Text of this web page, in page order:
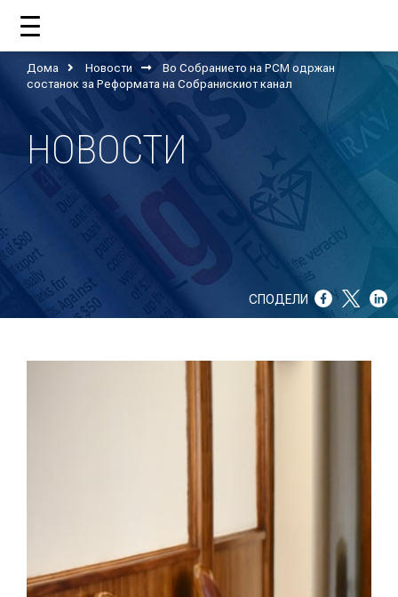
ДОМА
ШТО РАБОТИ ЦУП?
НАШИОТ ТИМ
НАШИ ПОДДРЖУВАЧИ
ИСТРАЖУВАЊА
Дома Новости
Во Собранието на РСМ одржан
состанок за Реформата на Собранискиот канал
НОВОСТИ
СПОДЕЛИ